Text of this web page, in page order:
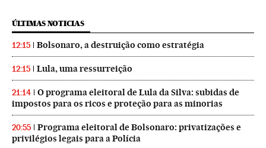
ÚLTIMAS NOTICIAS
12:15 Bolsonaro, a destruição como estratégia
12:15 Lula, uma ressurreição
21:14
O programa eleitoral de Lula da Silva: subidas de
impostos para os ricos e proteção para as minorias
20:55
Programa eleitoral de Bolsonaro: privatizações e
privilégios legais para a Polícia